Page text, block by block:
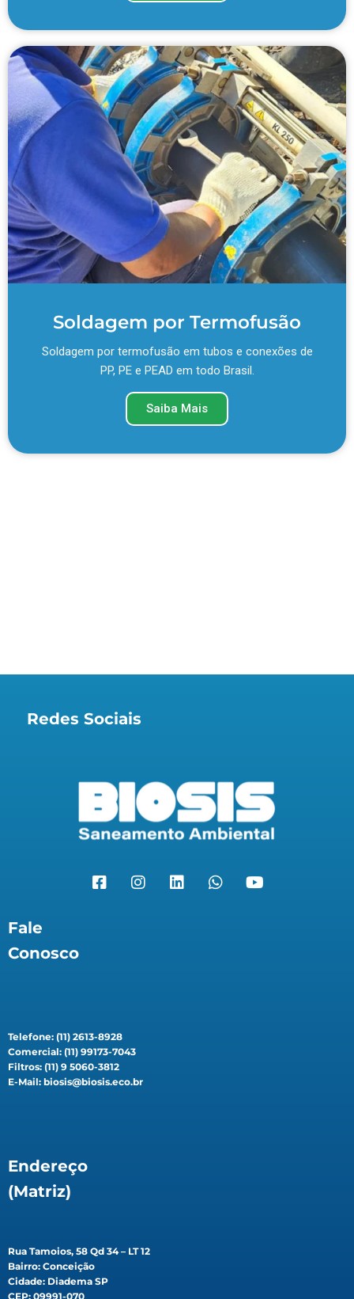
Soldagem por Termofusão
Soldagem por termofusão em tubos e conexões de
PP, PE e PEAD em todo Brasil.
Saiba Mais
Redes Sociais
Fale
Conosco
Telefone: (11) 2613-8928
Comercial: (11) 99173-7043
Filtros: (11) 9 5060-3812
E-Mail: biosis@biosis.eco.br
Endereço
(Matriz)
Rua Tamoios, 58 Qd 34 – LT 12
Bairro: Conceição
Cidade: Diadema SP
CEP: 09991-070